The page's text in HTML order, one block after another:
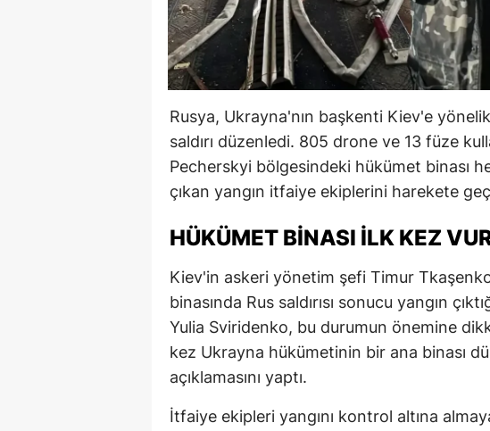
Rusya, Ukrayna'nın başkenti Kiev'e
saldırı düzenledi. 805 drone ve 13 füze
Pecherskyi bölgesindeki hükümet binası
çıkan yangın itfaiye ekiplerini harekete
HÜKÜMET BINASI İLK KEZ
Kiev'in askeri yönetim şefi Timur
binasında Rus saldırısı sonucu yangın
Yulia Sviridenko, bu durumun önemine
kez Ukrayna hükümetinin bir ana binası
açıklamasını yaptı.
İtfaiye ekipleri yangını kontrol altına